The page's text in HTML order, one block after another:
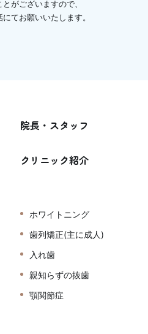
がございますので、
てお願いいたします。
院長・スタッフ
クリニック紹介
ホワイトニング
歯列矯正(主に成人)
入れ歯
親知らずの抜歯
顎関節症